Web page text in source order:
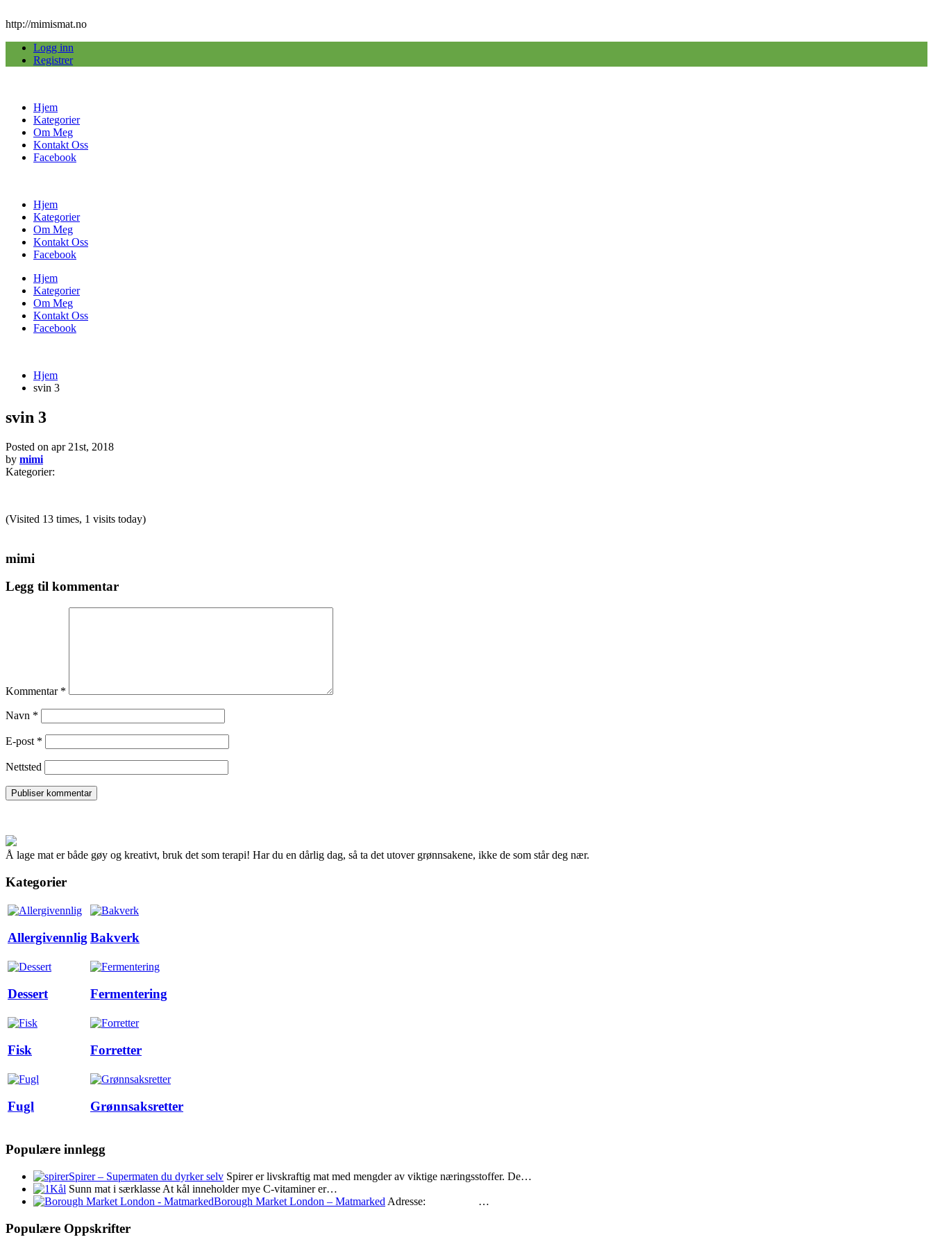
http://mimismat.no
Logg inn
Registrer
Hjem
Kategorier
Om Meg
Kontakt Oss
Facebook
Hjem
Kategorier
Om Meg
Kontakt Oss
Facebook
Hjem
Kategorier
Om Meg
Kontakt Oss
Facebook
Hjem
svin 3
svin 3
Posted on apr 21st, 2018
by mimi
Kategorier:
(Visited 13 times, 1 visits today)
mimi
Legg til kommentar
Kommentar *
Navn *
E-post *
Nettsted
Å lage mat er både gøy og kreativt, bruk det som terapi! Har du en dårlig dag, så ta det utover grønnsakene, ikke de som står deg nær.
Kategorier
Allergivennlig Bakverk
Dessert Fermentering
Fisk Forretter
Fugl Grønnsaksretter
Populære innlegg
Spirer – Supermaten du dyrker selv Spirer er livskraftig mat med mengder av viktige næringsstoffer. De…
Kål Sunn mat i særklasse At kål inneholder mye C-vitaminer er…
Borough Market London – Matmarked Adresse: …
Populære Oppskrifter